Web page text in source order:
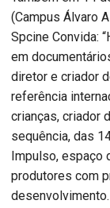
(Campus Álvaro
Spcine Convida:
em
diretor e criador
referência
crianças, criador
sequência, das
Impulso, espaço
produtores com